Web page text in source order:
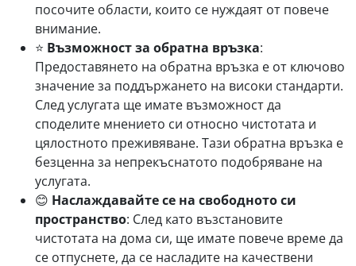
посочите области, които се нуждаят от повече
внимание.
⭐ Възможност за обратна връзка:
Предоставянето на обратна връзка е от ключово
значение за поддържането на високи стандарти.
След услугата ще имате възможност да
споделите мнението си относно чистотата и
цялостното преживяване. Тази обратна връзка е
безценна за непрекъснатото подобряване на
услугата.
😊 Наслаждавайте се на свободното си
пространство: След като възстановите
чистотата на дома си, ще имате повече време да
се отпуснете, да се насладите на качествени